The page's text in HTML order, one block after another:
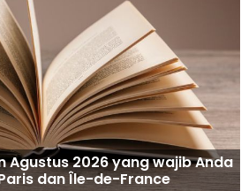
Agustus 2026 yang wajib Anda
dan Île-de-France